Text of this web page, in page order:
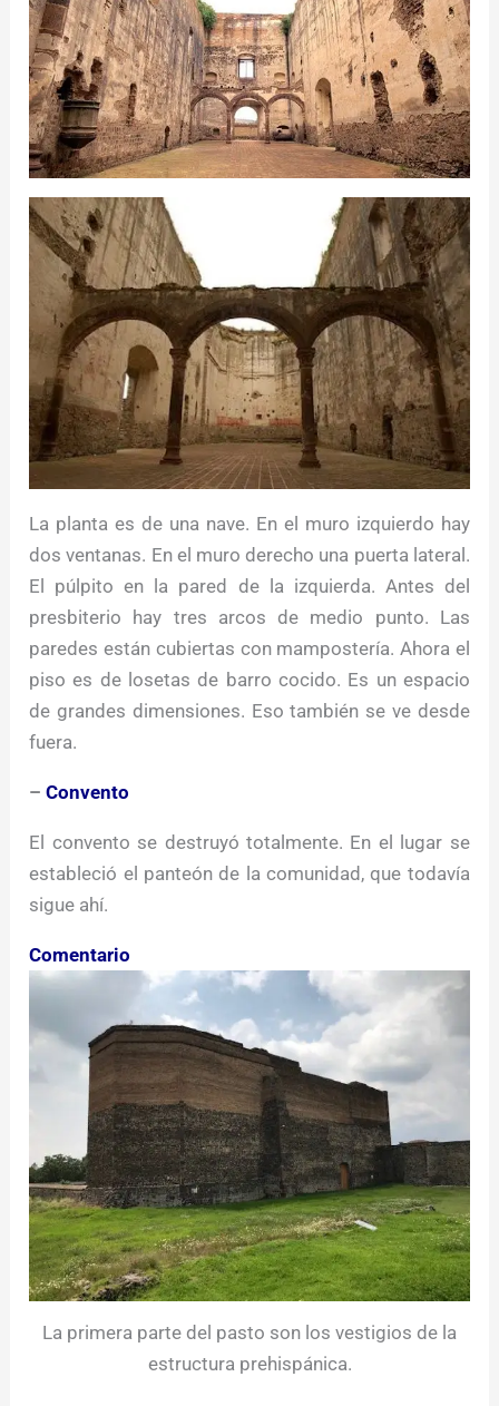
La planta es de una nave. En el muro izquierdo hay
dos ventanas. En el muro derecho una puerta lateral.
El púlpito en la pared de la izquierda. Antes del
presbiterio hay tres arcos de medio punto. Las
paredes están cubiertas con mampostería. Ahora el
piso es de losetas de barro cocido. Es un espacio
de grandes dimensiones. Eso también se ve desde
fuera.
–Convento
El convento se destruyó totalmente. En el lugar se
estableció el panteón de la comunidad, que todavía
sigue ahí.
Comentario
La primera parte del pasto son los vestigios de la
estructura prehispánica.